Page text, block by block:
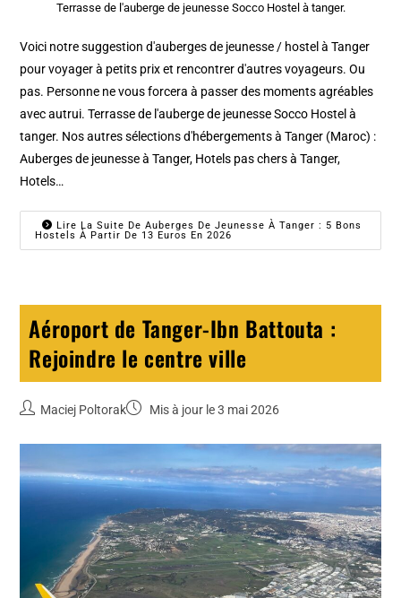
Terrasse de l'auberge de jeunesse Socco Hostel à tanger.
Voici notre suggestion d'auberges de jeunesse / hostel à Tanger
pour voyager à petits prix et rencontrer d'autres voyageurs. Ou
pas. Personne ne vous forcera à passer des moments agréables
avec autrui. Terrasse de l'auberge de jeunesse Socco Hostel à
tanger. Nos autres sélections d'hébergements à Tanger (Maroc) :
Auberges de jeunesse à Tanger, Hotels pas chers à Tanger,
Hotels…
Lire La Suite De Auberges De Jeunesse À Tanger : 5 Bons
Hostels À Partir De 13 Euros En 2026
Aéroport de Tanger-Ibn Battouta :
Rejoindre le centre ville
Maciej Poltorak Mis à jour le 3 mai 2026